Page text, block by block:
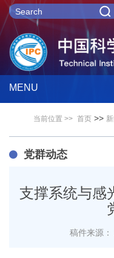
MENU
当前位置 >> 首页 >>
党群动态
支撑系统与感
稿件来源：